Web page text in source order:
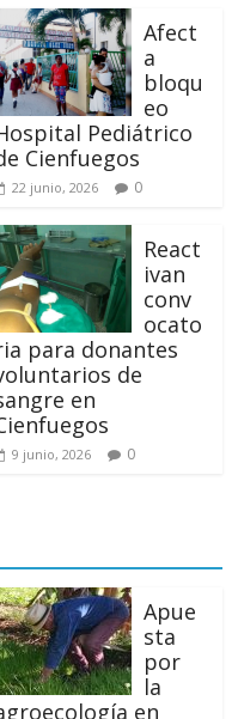
Afect
a
bloqu
eo
Pediátrico
Cienfuegos
22 junio, 2026 0
React
ivan
conv
ocato
para donantes
de
en
9 junio, 2026 0
Apue
sta
por
la
en